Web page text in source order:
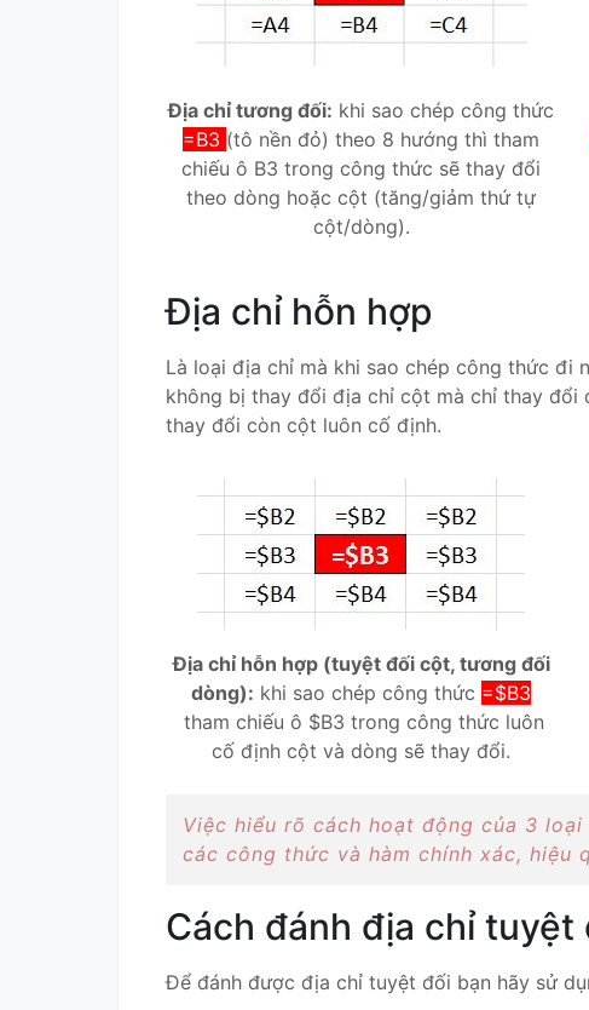
Địa chỉ tương đối: khi sao chép công thức
=B3 (tô nền đỏ) theo 8 hướng thì tham
chiếu ô B3 trong công thức sẽ thay đổi
theo dòng hoặc cột (tăng/giảm thứ tự
cột/dòng).
Địa chỉ hỗn hợp
Là loại địa chỉ mà khi sao chép công thức đi
không bị thay đổi địa chỉ cột mà chỉ thay
thay đổi còn cột luôn cố định.
Địa chỉ hỗn hợp (tuyệt đối cột, tương đối
dòng): khi sao chép công thức =$B3
tham chiếu ô $B3 trong công thức luôn
cố định cột và dòng sẽ thay đổi.
Việc hiểu rõ cách hoạt động của 3
các công thức và hàm chính xác, hiệu
Cách đánh địa chỉ tuyệt
Để đánh được địa chỉ tuyệt đối bạn hãy sử